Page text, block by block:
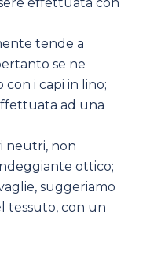
tende a
se ne
con i capi in lino;
ad una
neutri, non
ottico;
suggeriamo
tessuto, con un